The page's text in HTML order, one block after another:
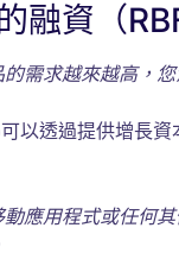
融資（
需求越來越高，
以透過提供增長資
應用程式或任何